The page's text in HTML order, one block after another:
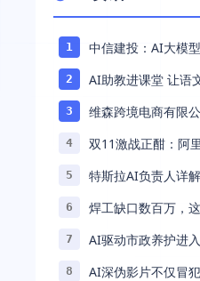
1
中信建投：AI大模
2 AI助教进课堂 让语
3
维森跨境电商有限
4
双11激战正酣：阿
5
特斯拉AI负责人详
能 ...
6
焊工缺口数百万，
7
AI驱动市政养护进
8
AI深伪影片不仅冒